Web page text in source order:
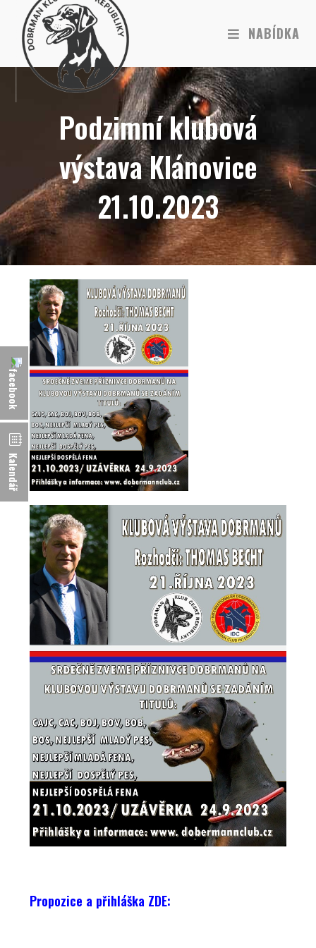
NABÍDKA
Podzimní klubová
výstava Klánovice
21.10.2023
Propozice a přihláška ZDE:
Kalendář